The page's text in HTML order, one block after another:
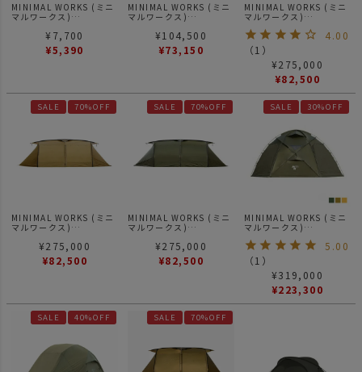
MINIMAL WORKS (ミニ
マルワークス)
ウイ グラウンドシート
¥ 7,700
¥5,390
MINIMAL WORKS (ミニ
マルワークス)
¥104,500
¥73,150
MINIMAL WORKS (ミニ
マルワークス)
V HOUSE L BLACK / シ
ェルター
4.00
（1 ）
¥275,000
¥82,500
SALE 70%OFF
MINIMAL WORKS (ミニ
マルワークス)
ルター¥275,000
¥82,500
SALE 70%OFF
MINIMAL WORKS (ミニ
マルワークス)
ェルター
¥275,000
¥82,500
SALE 30%OFF
MINIMAL WORKS (ミニ
マルワークス)
Mango station plus マ
ンゴーステーション プラ
ス/ テント
5.00
（1 ）
¥319,000
¥223,300
SALE 40%OFF SALE 70%OFF